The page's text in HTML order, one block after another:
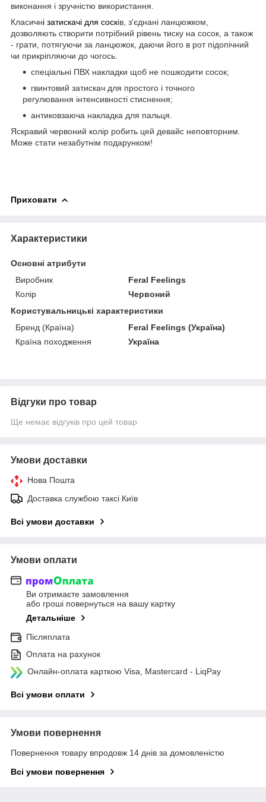
виконання і зручністю використання.
Класичні затискачі для сосків, з'єднані ланцюжком,
дозволяють створити потрібний рівень тиску на сосок, а також
- грати, потягуючи за ланцюжок, даючи його в рот підопічний
чи прикріпляючи до чогось.
спеціальні ПВХ накладки щоб не пошкодити сосок;
гвинтовий затискач для простого і точного
регулювання інтенсивності стиснення;
антиковзаюча накладка для пальця.
Яскравий червоний колір робить цей девайс неповторним.
Може стати незабутнім подарунком!
Приховати
Характеристики
Основні атрибути
Виробник
Feral Feelings
Колір
Червоний
Користувальницькі характеристики
Бренд (Країна)
Feral Feelings (Україна)
Країна походження
Україна
Відгуки про товар
Ще немає відгуків про цей товар
Умови доставки
Нова Пошта
Доставка службою таксі Київ
Всі умови доставки
Умови оплати
Ви отримаєте замовлення
або гроші повернуться на вашу картку
Детальніше
Післяплата
Оплата на рахунок
Онлайн-оплата карткою Visa, Mastercard - LiqPay
Всі умови оплати
Умови повернення
Повернення товару впродовж 14 днів за домовленістю
Всі умови повернення